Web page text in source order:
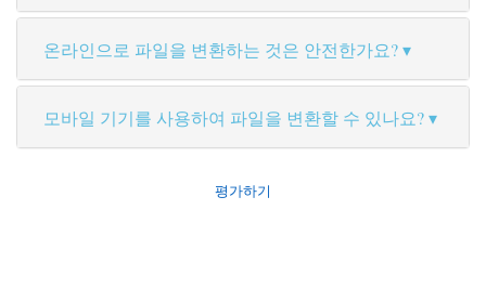
온라인으로 파일을 변환하는 것은 안전한가요?
모바일 기기를 사용하여 파일을 변환할 수 있나요?
평가하기